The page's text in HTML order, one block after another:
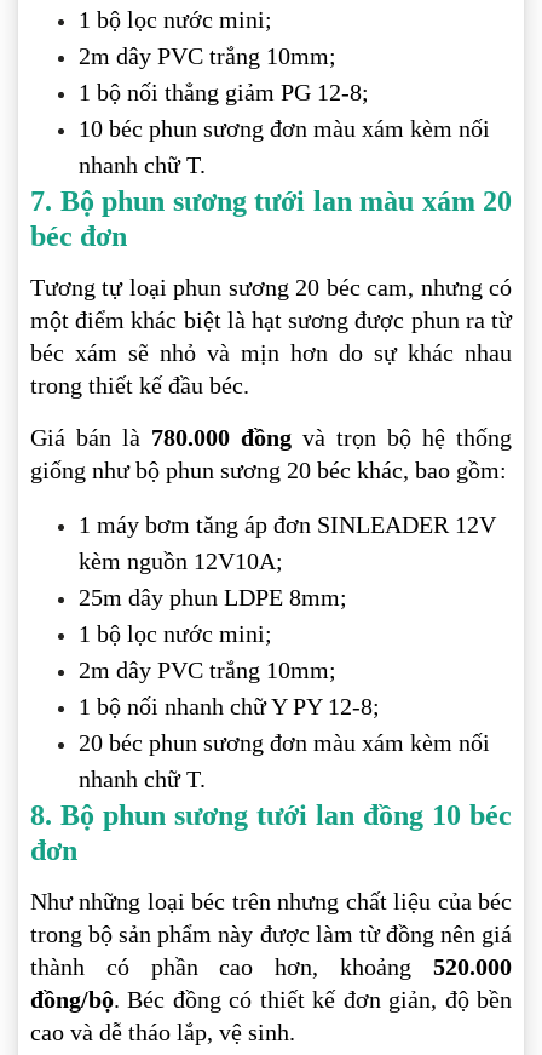
1 bộ lọc nước mini;
2m dây PVC trắng 10mm;
1 bộ nối thẳng giảm PG 12-8;
10 béc phun sương đơn màu xám kèm nối
nhanh chữ T.
7. Bộ phun sương tưới lan màu xám 20
béc đơn
Tương tự loại phun sương 20 béc cam, nhưng có
một điểm khác biệt là hạt sương được phun ra từ
béc xám sẽ nhỏ và mịn hơn do sự khác nhau
trong thiết kế đầu béc.
Giá bán là 780.000 đồng và trọn bộ hệ thống
giống như bộ phun sương 20 béc khác, bao gồm:
1 máy bơm tăng áp đơn SINLEADER 12V
kèm nguồn 12V10A;
25m dây phun LDPE 8mm;
1 bộ lọc nước mini;
2m dây PVC trắng 10mm;
1 bộ nối nhanh chữ Y PY 12-8;
20 béc phun sương đơn màu xám kèm nối
nhanh chữ T.
8. Bộ phun sương tưới lan đồng 10 béc
đơn
Như những loại béc trên nhưng chất liệu của béc
trong bộ sản phẩm này được làm từ đồng nên giá
thành có phần cao hơn, khoảng 520.000
đồng/bộ. Béc đồng có thiết kế đơn giản, độ bền
cao và dễ tháo lắp, vệ sinh.